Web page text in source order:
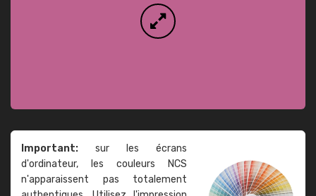
Important: sur les écrans
d'ordinateur, les couleurs NCS
n'apparaissent pas totalement